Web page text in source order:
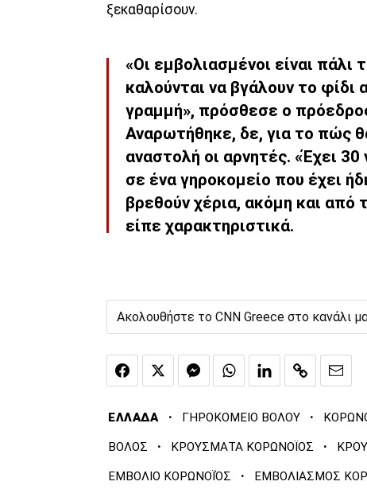
ξεκαθαρίσουν.
«Οι εμβολιασμένοι είναι πάλι
καλούνται να βγάλουν το φίδι
γραμμή», πρόσθεσε ο
Αναρωτήθηκε, δε, για το πώς
αναστολή οι αρνητές. «Έχει
σε ένα γηροκομείο που έχει
βρεθούν χέρια, ακόμη και από
είπε χαρακτηριστικά.
Ακολουθήστε το CNN Greece στο κανάλι
ΕΛΛΑΔΑ · ΓΗΡΟΚΟΜΕΙΟ ΒΟΛΟΥ ·
ΒΟΛΟΣ · ΚΡΟΥΣΜΑΤΑ ΚΟΡΩΝΟΪΟΣ ·
ΕΜΒΟΛΙΟ ΚΟΡΩΝΟΪΌΣ · ΕΜΒΟΛΙΑΣΜΟΣ